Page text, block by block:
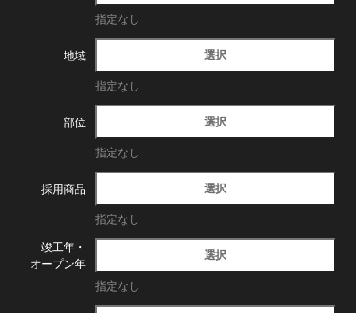
指定なし
地域 選択
指定なし
部位 選択
指定なし
採用商品 選択
指定なし
竣工年・
オープン年
選択
指定なし